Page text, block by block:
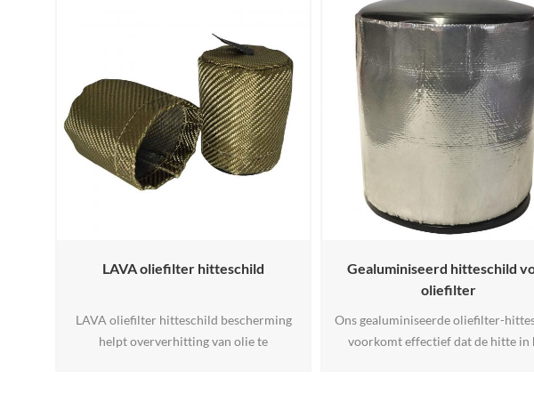
LAVA oliefilter hitteschild
LAVA oliefilter hitteschild bescherming
helpt oververhitting van olie te
Gealuminiseerd hitteschild
oliefilter
Ons gealuminiseerde oliefilter-
voorkomt effectief dat de hitte in